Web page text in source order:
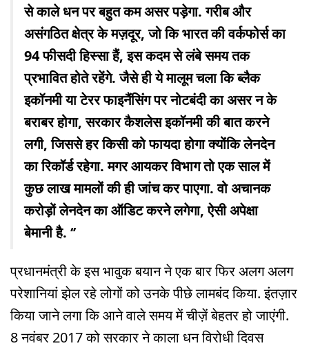
से काले धन पर बहुत कम असर पड़ेगा. गरीब और
असंगठित क्षेत्र के मज़दूर, जो कि भारत की वर्कफोर्स का
94 फीसदी हिस्सा हैं, इस कदम से लंबे समय तक
प्रभावित होते रहेंगे. जैसे ही ये मालूम चला कि ब्लैक
इकॉनमी या टेरर फाइनैंसिंग पर नोटबंदी का असर न के
बराबर होगा, सरकार कैशलेस इकॉनमी की बात करने
लगी, जिससे हर किसी को फायदा होगा क्योंकि लेनदेन
का रिकॉर्ड रहेगा. मगर आयकर विभाग तो एक साल में
कुछ लाख मामलों की ही जांच कर पाएगा. वो अचानक
करोड़ों लेनदेन का ऑडिट करने लगेगा, ऐसी अपेक्षा
बेमानी है. ‘’
प्रधानमंत्री के इस भावुक बयान ने एक बार फिर अलग अलग
परेशानियां झेल रहे लोगों को उनके पीछे लामबंद किया. इंतज़ार
किया जाने लगा कि आने वाले समय में चीज़ें बेहतर हो जाएंगी.
8 नवंबर 2017 को सरकार ने काला धन विरोधी दिवस